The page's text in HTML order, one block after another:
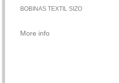
BOBINAS TEXTIL SIZO
More info